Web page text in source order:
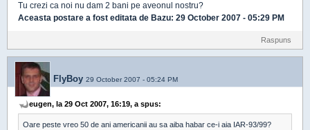
Tu crezi ca noi nu dam 2 bani pe aveonul nostru?
Aceasta postare a fost editata de Bazu: 29 October 2007 - 05:29 PM
Raspuns
FlyBoy 29 October 2007 - 05:24 PM
eugen, la 29 Oct 2007, 16:19, a spus:
Oare peste vreo 50 de ani americanii au sa aiba habar ce-i aia IAR-93/99?